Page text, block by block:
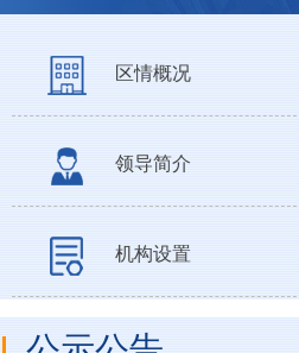
区情概况
领导简介
机构设置